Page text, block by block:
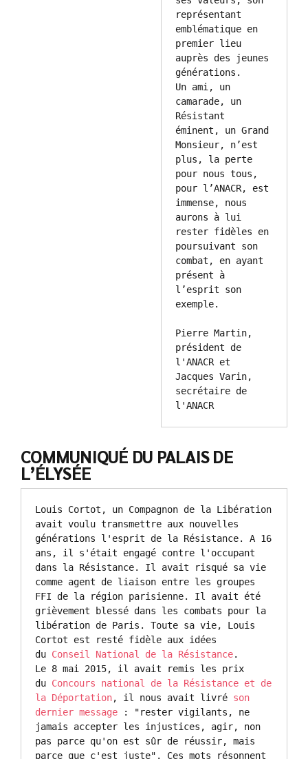
représentant
emblématique en
premier lieu
auprès des jeunes
générations.
Un ami, un
camarade, un
Résistant
éminent, un Grand
Monsieur, n’est
plus, la perte
pour nous tous,
pour l’ANACR, est
immense, nous
aurons à lui
rester fidèles en
poursuivant son
combat, en ayant
présent à
l’esprit son
exemple.
Pierre Martin,
président de
l'ANACR et
Jacques Varin,
secrétaire de
l'ANACR
COMMUNIQUÉ DU PALAIS DE
L’ÉLYSÉE
Louis Cortot, un Compagnon de la Libération
avait voulu transmettre aux nouvelles
générations l'esprit de la Résistance. A 16
ans, il s'était engagé contre l'occupant
dans la Résistance. Il avait risqué sa vie
comme agent de liaison entre les groupes
FFI de la région parisienne. Il avait été
grièvement blessé dans les combats pour la
libération de Paris. Toute sa vie, Louis
Cortot est resté fidèle aux idées
du Conseil National de la Résistance.
Le 8 mai 2015, il avait remis les prix
du Concours national de la Résistance et de
la Déportation, il nous avait livré son
dernier message
: "rester vigilants, ne
jamais accepter les injustices, agir, non
pas parce qu'on est sûr de réussir, mais
parce que c'est juste". Ces mots résonnent